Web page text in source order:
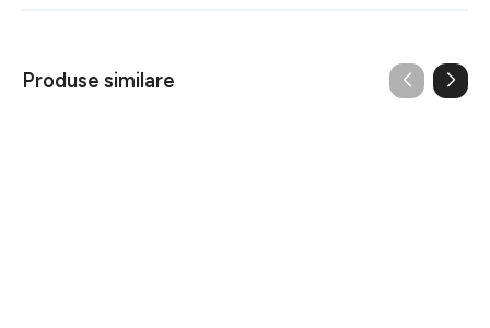
Produse similare